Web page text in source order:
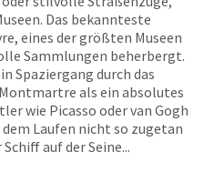
Das bekannteste
eines der größten Museen
Sammlungen beherbergt.
Spaziergang durch das
als ein absolutes
wie Picasso oder van Gogh
Laufen nicht so zugetan
auf der Seine...